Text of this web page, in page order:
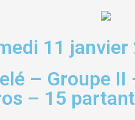
11
– Groupe II
– 15